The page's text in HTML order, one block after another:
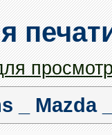
_ Mazda